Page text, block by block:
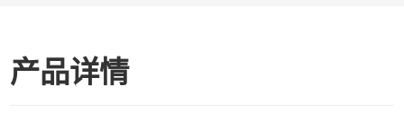
产品详情